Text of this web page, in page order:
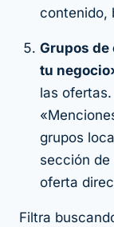
contenido,
Grupos
tu
las
grupos
sección
oferta
Filtra